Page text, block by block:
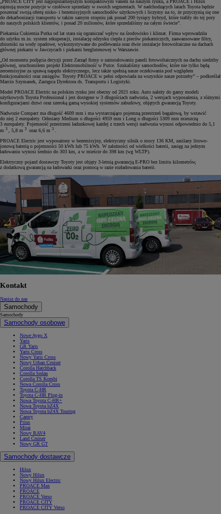
„PROACE CITY jest najpopularniejszym kompaktowym vanem na naszym rynku, a PROACE i Hilux
zajmują mocne pozycje w czołówce sprzedaży w swoich segmentach. W nadchodzących latach Toyota będzie
poszerzać swoją ofertę nisko- i bezemisyjnych samochodów użytkowych i liczymy na to, że przyczynią się one
do dekarbonizacji transportu w takim samym stopniu jak ponad 200 tysięcy hybryd, które trafiły do tej pory
do naszych polskich klientów, i ponad 20 milionów, które sprzedaliśmy na całym świecie”.
Piekarnia Cukiernia Putka od lat stara się ograniczać wpływ na środowisko i klimat. Firma wprowadziła
do użytku m.in. system rekuperacji, instalację odzysku ciepła z pieców piekarniczych, zaawansowane filtry,
zbiorniki na wody opadowe, wykorzystywane do podlewania oraz dwie instalacje fotowoltaiczne na dachach
głównej piekarni w Jawczycach i piekarni bezglutenowej w Warszawie.
„Od momentu podjęcia decyzji przez Zarząd firmy o zainstalowaniu paneli fotowoltaicznych na dachu siedziby
głównej, uruchomiłem projekt Elektromobilność w Putce. Szukaliśmy samochodów, które nie tylko będą
zeroemisyjne za sprawą napędu elektrycznego, lecz także spełnią nasze oczekiwania pod względem
funkcjonalności oraz zasięgów. Toyoty PROACE w pełni odpowiada na wszystkie nasze potrzeby” – podkreślał
Marcin Szymanek, Zastępca Dyrektora ds. Transportu i Logistyki.
Model PROACE Electric na polskim rynku jest obecny od 2021 roku. Auto należy do gamy modeli
użytkowych Toyota Professional i jest dostępne w 3 długościach nadwozia, 2 wersjach wyposażenia, z różnymi
konfiguracjami drzwi oraz szeroką gamą wysokiej systemów zabudowy, objętych gwarancją Toyoty.
Nadwozie Compact ma długość 4609 mm i ma wystarczająco pojemną przestrzeń bagażową, by wstawić
do niej 2 europalety. Odmiany Medium o długości 4959 mm i Long o długości 5309 mm mieszczą
3 europalety. Pojemność przestrzeni ładunkowej każdej z trzech wersji nadwozia wynosi odpowiednio do 5,1
m 3 , 5,8 m 3 oraz 6,6 m 3
PROACE Electric jest wyposażony w bezemisyjny, elektryczny silnik o mocy 136 KM, zasilany litowo-
jonową baterią o pojemności 50 kWh lub 75 kWh. W zależności od wielkości baterii, zasięg na jednym
ładowaniu wynosi średnio do 303 km, a w mieście do 398 km (wg WLTP).
Elektryczny pojazd dostawczy Toyoty jest objęty 3-letnią gwarancją E-PRO bez limitu kilometrów,
z dodatkową gwarancją na ładowarki oraz pomocą w razie rozładowania baterii.
Kontakt
Napisz do nas
Samochody
Samochody
Samochody osobowe
Nowe Aygo X
Yaris
GR Yaris
Yaris Cross
Nowy Yaris Cross
Nowy Urban Cruiser
Corolla Hatchback
Corolla Sedan
Corolla TS Kombi
Nowa Corolla Cross
Toyota C-HR
Toyota C-HR Plug-in
Nowa Toyota C-HR+
Nowa Toyota bZ4X
Nowa Toyota bZ4X Touring
Camry
Prius
Mirai
Nowy RAV4
Land Cruiser
Nowy GR GT
Samochody dostawcze
Hilux
Nowy Hilux
Nowy Hilux Electric
PROACE Max
PROACE
PROACE Verso
PROACE CITY
PROACE CITY Verso